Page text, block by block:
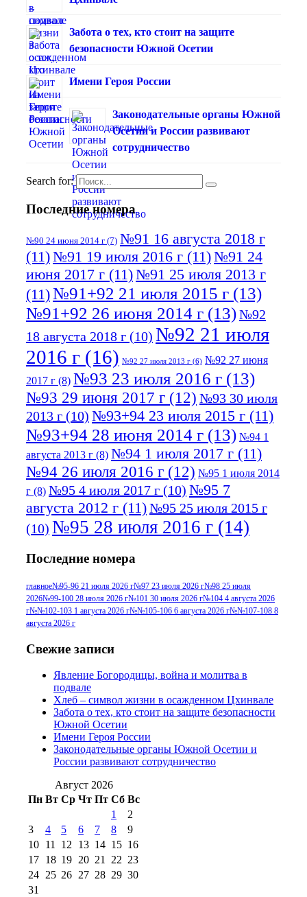
Забота о тех, кто стоит на защите
безопасности Южной Осетии
Имени Героя России
Законодательные органы Южной
Осетии и России развивают
сотрудничество
Search for:
Последние номера
№90 24 июня 2014 г (7) №91 16 августа 2018 г
(11)№91 19 июля 2016 г (11)№91 24
июня 2017 г (11)№91 25 июля 2013 г
(11)№91+92 21 июля 2015 г (13)
№91+92 26 июня 2014 г (13)№92
18 августа 2018 г (10) №92 21 июля
2016 г (16) №92 27 июля 2013 г (6) №92 27 июня
2017 г (8) №93 23 июля 2016 г (13)
№93 29 июня 2017 г (12) №93 30 июля
2013 г (10) №93+94 23 июля 2015 г (11)
№93+94 28 июня 2014 г (13) №94 1
августа 2013 г (8) №94 1 июля 2017 г (11)
№94 26 июля 2016 г (12) №95 1 июля 2014
г (8) №95 4 июля 2017 г (10) №95 7
августа 2012 г (11)№95 25 июля 2015 г
(10) №95 28 июля 2016 г (14)
июля 2017 г(11)№96 9 августа 2012
г(13) №96 28 июля 2015 г(9) №96+97 3
июля 2014 г(10)№96+97 30 июля
2016 г(13)
июля 2017 г
2012 г(15)№97 30 июля 2015 г
(15)№98 1 августа 2015 г
августа 2016 г(10)№98 5 июля 2014 г(10)
№98 8 августа 2013 г
августа 2012 г(14) №98+99 11 июля
2017 г(9)
№99 4 августа
2016 г(12) №99 8 июля 2014 г
августа 2012 г(11)
августа 2013 г
(12)
Последние номера
главное№95-96 21 июля 2026 г№97 23 июля 2026 г№98 25 июля
2026№99-100 28 июля 2026 г№101 30 июля 2026 г№104 4 августа 2026
г№№102-103 1 августа 2026 г№№105-106 6 августа 2026 г№№107-108 8
августа 2026 г
Свежие записи
Явление Богородицы, война и молитва в
подвале
Хлеб – символ жизни в осажденном Цхинвале
Забота о тех, кто стоит на защите безопасности
Южной Осетии
Имени Героя России
Законодательные органы Южной Осетии и
России развивают сотрудничество
Август 2026
Пн Вт Ср Чт Пт Сб Вс
1
2
3
4 5 6 7 8
9
10 11 12 13 14 15 16
17 18 19 20 21 22 23
24 25 26 27 28 29 30
31